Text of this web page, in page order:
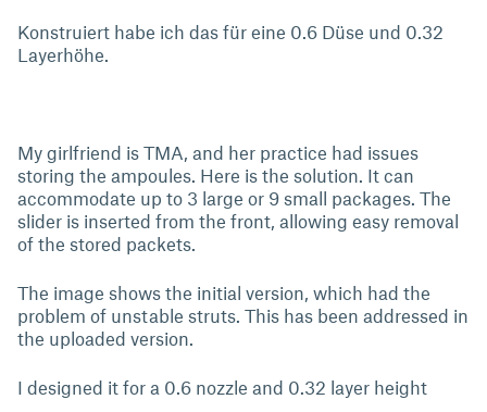
Konstruiert habe ich das für eine 0.6 Düse und 0.32
Layerhöhe.
My girlfriend is TMA, and her practice had issues
storing the ampoules. Here is the solution. It can
accommodate up to 3 large or 9 small packages. The
slider is inserted from the front, allowing easy removal
of the stored packets.
The image shows the initial version, which had the
problem of unstable struts. This has been addressed in
the uploaded version.
I designed it for a 0.6 nozzle and 0.32 layer height